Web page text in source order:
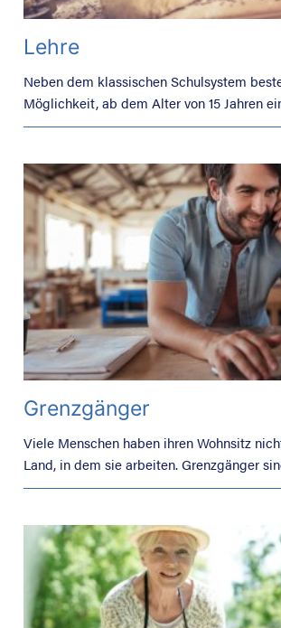
Lehre
Neben dem klassischen Schulsystem
Möglichkeit, ab dem Alter von 15 Jahren
beginnen. Dazu sind unterschiedliche
beeinflussen.
Grenzgänger
Viele Menschen haben ihren Wohnsitz
Land, in dem sie arbeiten. Grenzgänger
die in einem EU-Land arbeiten, jedoch in
wöchentlich an ihren dortigen Wohnsitz